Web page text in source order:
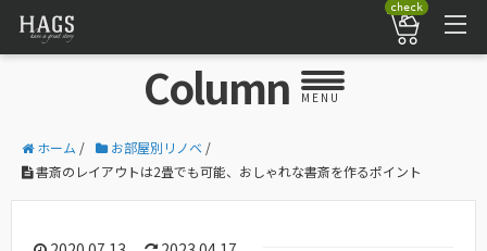
check
Column MENU
ホーム / お部屋別リノベ /
書斎のレイアウトは2畳でも可能、おしゃれな書斎を作るポイント